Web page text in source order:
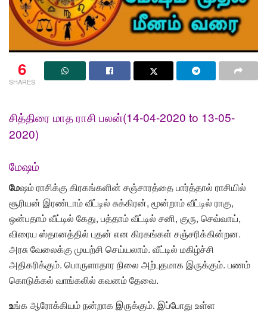
6
SHARES
சித்திரை மாத ராசி பலன்(14-04-2020 to 13-05-
2020)
மேஷம்
மேஷம் ராசிக்கு கிரகங்களின் சஞ்சாரத்தை பார்த்தால் ராசியில்
சூரியன் இரண்டாம் வீட்டில் சுக்கிரன், மூன்றாம் வீட்டில் ராகு,
ஒன்பதாம் வீட்டில் கேது, பத்தாம் வீட்டில் சனி, குரு, செவ்வாய்,
விரைய ஸ்தானத்தில் புதன் என கிரகங்கள் சஞ்சரிக்கின்றன.
அரசு வேலைக்கு முயற்சி செய்யலாம். வீட்டில் மகிழ்ச்சி
அதிகரிக்கும். பொருளாதார நிலை அற்புதமாக இருக்கும். பணம்
கொடுக்கல் வாங்கலில் கவனம் தேவை.
உங்க ஆரோக்கியம் நன்றாக இருக்கும். இப்போது உள்ள